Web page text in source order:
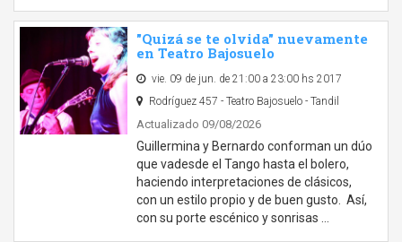
"Quizá se te olvida" nuevamente
en Teatro Bajosuelo
vie. 09 de jun. de 21:00 a 23:00 hs 2017
Rodríguez 457 - Teatro Bajosuelo - Tandil
Actualizado 09/08/2026
Guillermina y Bernardo conforman un dúo
que vadesde el Tango hasta el bolero,
haciendo interpretaciones de clásicos,
con un estilo propio y de buen gusto. Así,
con su porte escénico y sonrisas …